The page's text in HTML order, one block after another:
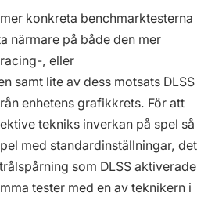
konkreta benchmarktesterna
närmare på både den mer
, eller
samt lite av dess motsats DLSS
enhetens grafikkrets. För att
tekniks inverkan på spel så
med standardinställningar, det
som DLSS aktiverade
tester med en av teknikern i